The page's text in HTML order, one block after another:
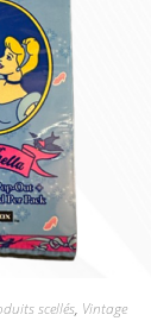
scellés, Vintage